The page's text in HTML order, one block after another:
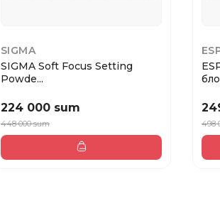
SIGMA
SIGMA Soft Focus Setting
Powde...
224 000 sum
448 000 sum 498